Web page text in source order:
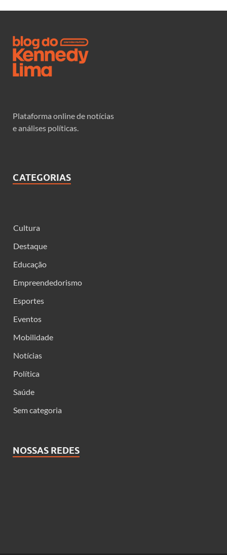
Plataforma online de notícias
e análises políticas.
CATEGORIAS
Cultura
Destaque
Educação
Empreendedorismo
Esportes
Eventos
Mobilidade
Notícias
Política
Saúde
Sem categoria
NOSSAS REDES